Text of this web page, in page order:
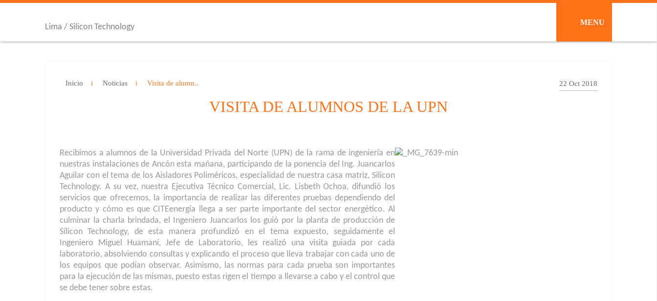
Lima / Silicon Technology
MENU
Inicio Noticias Visita de alumn.. 22 Oct 2018
VISITA DE ALUMNOS DE LA UPN
Recibimos a alumnos de la Universidad Privada del Norte (UPN) de la rama de ingeniería en
nuestras instalaciones de Ancón esta mañana, participando de la ponencia del Ing. Juancarlos
Aguilar con el tema de los Aisladores Poliméricos, especialidad de nuestra casa matriz, Silicon
Technology. A su vez, nuestra Ejecutiva Técnico Comercial, Lic. Lisbeth Ochoa, difundió los
servicios que ofrecemos, la importancia de realizar las diferentes pruebas dependiendo del
producto y cómo es que CITEenergía llega a ser parte importante del sector energético. Al
culminar la charla brindada, el Ingeniero Juancarlos los guió por la planta de producción de
Silicon Technology, de esta manera profundizó en el tema expuesto, seguidamente el
Ingeniero Miguel Huamaní, Jefe de Laboratorio, les realizó una visita guiada por cada
laboratorio, absolviendo consultas y explicando el proceso que lleva trabajar con cada uno de
los equipos que podían observar. Asimismo, las normas para cada prueba son importantes
para la ejecución de las mismas, puesto estas rigen el tiempo a llevarse a cabo y el control que
se debe tener sobre estas.